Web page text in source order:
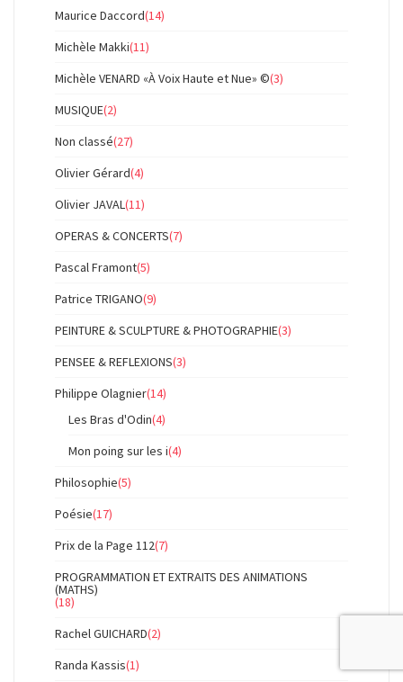
Maurice Daccord(14)
Michèle Makki(11)
Michèle VENARD «À Voix Haute et Nue» ©(3)
MUSIQUE(2)
Non classé(27)
Olivier Gérard(4)
Olivier JAVAL(11)
OPERAS & CONCERTS(7)
Pascal Framont(5)
Patrice TRIGANO(9)
PEINTURE & SCULPTURE & PHOTOGRAPHIE(3)
PENSEE & REFLEXIONS(3)
Philippe Olagnier(14)
Les Bras d'Odin(4)
Mon poing sur les i(4)
Philosophie(5)
Poésie(17)
Prix de la Page 112(7)
PROGRAMMATION ET EXTRAITS DES ANIMATIONS
(MATHS)
(18)
Rachel GUICHARD(2)
Randa Kassis(1)